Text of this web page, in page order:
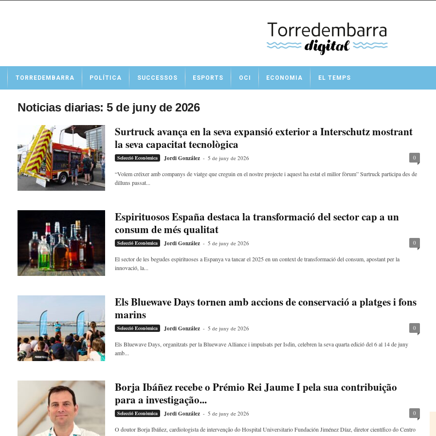
t
TORREDEMBARRA POLÍTICA SUCCESSOS ESPORTS OCI ECONOMIA EL TEMPS
Noticias diarias: 5 de juny de 2026
Surtruck avança en la seva expansió exterior a Interschutz mostrant
la seva capacitat tecnològica
Selecció Econòmica Jordi González - 5 de juny de 2026 0
“Volem créixer amb companys de viatge que creguin en el nostre projecte i aquest ha estat el millor fòrum” Surtruck participa des de
dilluns passat...
Espirituosos España destaca la transformació del sector cap a un
consum de més qualitat
Selecció Econòmica Jordi González - 5 de juny de 2026 0
El sector de les begudes espirituoses a Espanya va tancar el 2025 en un context de transformació del consum, apostant per la
innovació, la...
Els Bluewave Days tornen amb accions de conservació a platges i fons
marins
Selecció Econòmica Jordi González - 5 de juny de 2026 0
Els Bluewave Days, organitzats per la Bluewave Alliance i impulsats per Isdin, celebren la seva quarta edició del 6 al 14 de juny
amb...
Borja Ibáñez recebe o Prémio Rei Jaume I pela sua contribuição
para a investigação...
Selecció Econòmica Jordi González - 5 de juny de 2026 0
O doutor Borja Ibáñez, cardiologista de intervenção do Hospital Universitario Fundación Jiménez Díaz, diretor científico do Centro